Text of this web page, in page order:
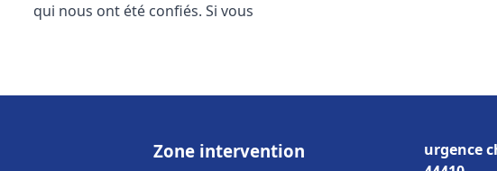
qui nous ont été confiés. Si vous
Zone intervention
urgence